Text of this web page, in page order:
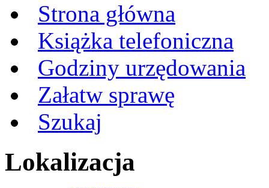
Strona główna
Książka telefoniczna
Godziny urzędowania
Załatw sprawę
Szukaj
Lokalizacja